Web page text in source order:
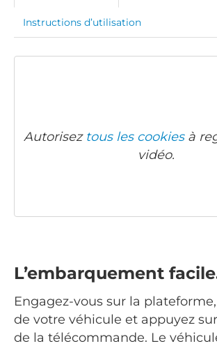
Instructions d’utilisation
Autorisez tous les cookiesà
vidéo.
L’embarquement
Engagez-vous sur la
de votre véhicule et appuyez
de la télécommande. Le